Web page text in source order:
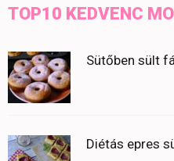
TOP10 KEDVENC
Sütőben sült
Diétás epres